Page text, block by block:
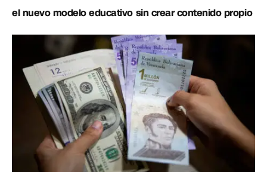
el nuevo modelo educativo sin crear contenido propio